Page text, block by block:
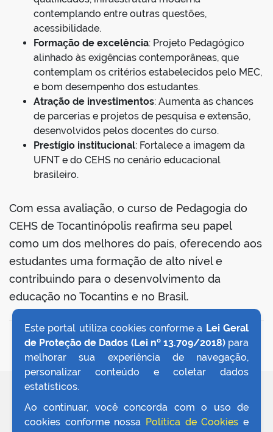
contemplando entre outras questões,
acessibilidade.
Formação de excelência: Projeto Pedagógico
alinhado às exigências contemporâneas, que
contemplam os critérios estabelecidos pelo MEC,
e bom desempenho dos estudantes.
Atração de investimentos: Aumenta as chances
de parcerias e projetos de pesquisa e extensão,
desenvolvidos pelos docentes do curso.
Prestígio institucional: Fortalece a imagem da
UFNT e do CEHS no cenário educacional
brasileiro.
Com essa avaliação, o curso de Pedagogia do
CEHS de Tocantinópolis reafirma seu papel
como um dos melhores do país, oferecendo aos
estudantes uma formação de alto nível e
contribuindo para o desenvolvimento da
educação no Tocantins e no Brasil.
VOLTAR AO TOPO
Este portal utiliza cookies conforme a Lei Geral
de Proteção de Dados (Lei nº 13.709/2018)para
melhorar sua experiência de navegação,
personalizar conteúdo e coletar dados
estatísticos.
Ao continuar, você concorda com o uso de
cookies conforme nossa Política de Cookies e